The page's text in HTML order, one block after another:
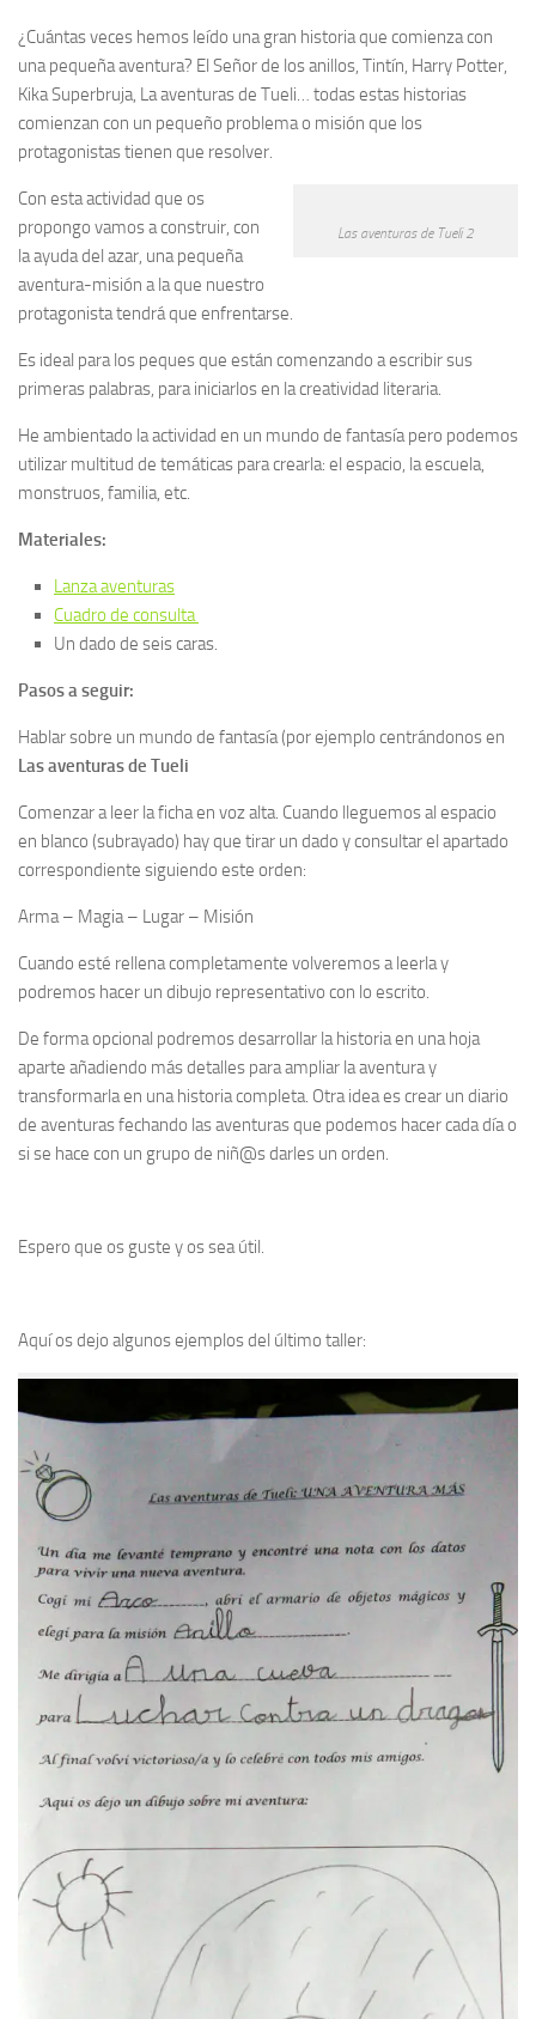
¿Cuántas veces hemos leído una gran historia que comienza con
una pequeña aventura? El Señor de los anillos, Tintín, Harry Potter,
Kika Superbruja, La aventuras de Tueli… todas estas historias
comienzan con un pequeño problema o misión que los
protagonistas tienen que resolver.
Las aventuras de Tueli 2
Con esta actividad que os
propongo vamos a construir, con
la ayuda del azar, una pequeña
aventura-misión a la que nuestro
protagonista tendrá que enfrentarse.
Es ideal para los peques que están comenzando a escribir sus
primeras palabras, para iniciarlos en la creatividad literaria.
He ambientado la actividad en un mundo de fantasía pero podemos
utilizar multitud de temáticas para crearla: el espacio, la escuela,
monstruos, familia, etc.
Materiales:
Lanza aventuras
Cuadro de consulta
Un dado de seis caras.
Pasos a seguir:
Hablar sobre un mundo de fantasía (por ejemplo centrándonos en
Las aventuras de Tueli
Comenzar a leer la ficha en voz alta. Cuando lleguemos al espacio
en blanco (subrayado) hay que tirar un dado y consultar el apartado
correspondiente siguiendo este orden:
Arma – Magia – Lugar – Misión
Cuando esté rellena completamente volveremos a leerla y
podremos hacer un dibujo representativo con lo escrito.
De forma opcional podremos desarrollar la historia en una hoja
aparte añadiendo más detalles para ampliar la aventura y
transformarla en una historia completa. Otra idea es crear un diario
de aventuras fechando las aventuras que podemos hacer cada día o
si se hace con un grupo de niñ@s darles un orden.
Espero que os guste y os sea útil.
Aquí os dejo algunos ejemplos del último taller: